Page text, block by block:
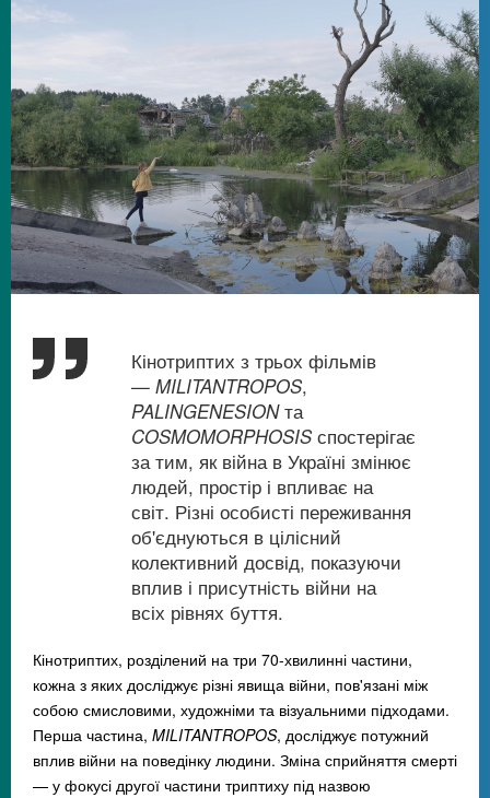
Кінотриптих з трьох фільмів
— MILITANTROPOS,
PALINGENESIONта
COSMOMORPHOSIS спостерігає
за тим, як війна в Україні змінює
людей, простір і впливає на
світ. Різні особисті переживання
об'єднуються в цілісний
колективний досвід, показуючи
вплив і присутність війни на
всіх рівнях буття.
Кінотриптих, розділений на три 70-хвилинні частини,
кожна з яких досліджує різні явища війни, пов'язані між
собою смисловими, художніми та візуальними підходами.
Перша частина, MILITANTROPOS, досліджує потужний
вплив війни на поведінку людини. Зміна сприйняття смерті
— у фокусі другої частини триптиху під назвою